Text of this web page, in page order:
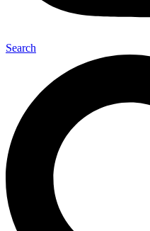
Search